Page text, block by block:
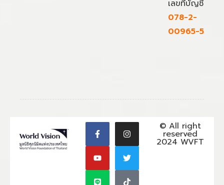
เลขที่บัญชี
078-2-
00965-5
© All right
reserved
2024 WVFT